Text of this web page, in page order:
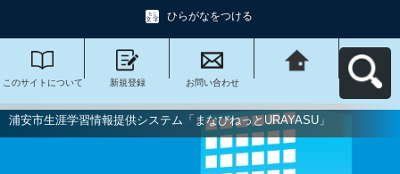
ひらがなをつける
このサイトについて 新規登録 お問い合わせ
びねっと
URAYASU」へ戻る
浦安市生涯学習情報提供システム「まなびねっとURAYASU」